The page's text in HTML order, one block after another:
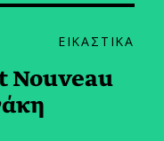
ΕΙΚΑΣΤΙΚΑ
Nouveau